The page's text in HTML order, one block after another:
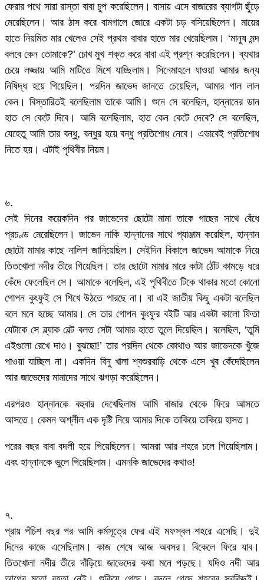
ফেরার পথে সারা রাস্তা বাবা চুপ করেছিলেন। বাসায় এসে বাজারের ব্যাগটা ছুঁড়ে
মেরেছিলেন। আর ঠাস করে বামগালে জোরে একটা চড় বসিয়েছিলেন। মায়ের
হাতে নিয়মিত মার খেলেও সেই প্রথম বাবার হাতে মার খেয়েছিলাম। ‘মানুষ মন্দ
বলবে কেন তোমাকে?’ চোখ মুখ শক্ত করে বাবা এই প্রশ্ন করেছিলেন। ব্যথার
চেয়ে লজ্জায় আমি মাটিতে মিশে যাচ্ছিলাম। সিনেমাহলে যাওয়া আমার জন্য
নিষিদ্ধ হয়ে গিয়েছিল। পরদিন জাভেদ জানতে চেয়েছিল, আমার গাল লাল
কেন। বিস্তারিতই বলেছিলাম তাকে আমি। শুনে সে বলেছিল, হান্নানের ডান
হাত সে কেটে দিবে। আমি বলেছিলাম, হাত কেন কেটে দেবে? সে বলেছিল,
যেহেতু আমি তার বন্ধু, বন্ধুর হয়ে বন্ধু প্রতিশোধ নেবে। এভাবেই প্রতিশোধ
নিতে হয়। এটাই পৃথিবীর নিয়ম।
৬.
সেই দিনের কয়েকদিন পর জাভেদের ছোটো মামা তাকে গাছের সাথে বেঁধে
প্রচণ্ড মেরেছিলেন। জাভেদ নাকি হান্নানের সাথে গ্যাঞ্জাম করেছিল, হান্নান
ছোটো মামার কাছে নালিশ জানিয়েছিল। সেইদিন বিকালে জাভেদ আমাকে নিয়ে
তিতখোলা নদীর তীরে গিয়েছিল। তার ছোটো মামার মারে কাটা ঠোঁট কামড়ে ধরে
কেঁদে ফেলেছিল সে। আমাকে বলেছিল, এই পৃথিবীতে টিকে থাকার মতো কোনো
গোপন কুংফুই সে শিখে উঠতে পারছে না। বা এই জাতীয় কিছু একটা বলেছিল
বলে মনে হচ্ছে আমার। সে তার গোপন কুংফুর বইটি আর একটা কালো ফিতা
যেটাকে সে ব্ল্যাক বেল্ট বলত সেটা আমার হাতে তুলে দিয়েছিল। বলেছিল, ‘তুমি
এইগুলো রেখে দাও। বুঝছো!’ তার পরদিন থেকে কোথাও আর জাভেদকে খুঁজে
পাওয়া যাচ্ছিল না। একদিন বিনু খালা শ্বশুরবাড়ি থেকে এসে খুব কেঁদেছিলেন
আর জাভেদের মামাদের সাথে ঝগড়া করেছিলেন।
এরপরও হান্নানকে বহুবার দেখেছিলাম আমি বাজার থেকে ফিরে আসতে
আসতে। কেমন অশ্লীল এক দৃষ্টি নিয়ে আমার দিকে তাকিয়ে তাকিয়ে হাসত।
পরের বছর বাবা বদলী হয়ে গিয়েছিলেন। আমরা আর শহরে চলে গিয়েছিলাম।
এবং হান্নানকে ভুলে গিয়েছিলাম। এমনকি জাভেদের কথাও!
৭.
প্রায় পঁচিশ বছর পর আমি কর্মসূত্রে ফের এই মফস্বল শহরে এসেছি। দুই
দিনের কাজে এসেছিলাম। কাজ শেষে আজ অবসর। বিকেলে ফিরে যাব।
তিতখোলা নদীর তীরে দাঁড়িয়ে জাভেদের কথা মনে পড়ছে। যদিও নদী আর